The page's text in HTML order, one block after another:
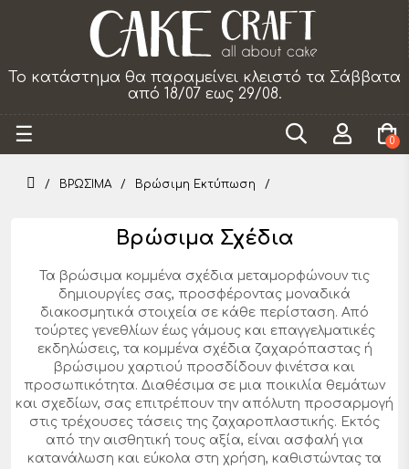
Το κατάστημα θα παραμείνει κλειστό τα Σάββατα
από 18/07 εως 29/08.
Toggle
navigation
☰ 0
ΒΡΩΣΙΜΑ Βρώσιμη Εκτύπωση
Βρώσιμα Σχέδια
Τα βρώσιμα κομμένα σχέδια μεταμορφώνουν τις
δημιουργίες σας, προσφέροντας μοναδικά
διακοσμητικά στοιχεία σε κάθε περίσταση. Από
τούρτες γενεθλίων έως γάμους και επαγγελματικές
εκδηλώσεις, τα κομμένα σχέδια ζαχαρόπαστας ή
βρώσιμου χαρτιού προσδίδουν φινέτσα και
προσωπικότητα. Διαθέσιμα σε μια ποικιλία θεμάτων
και σχεδίων, σας επιτρέπουν την απόλυτη προσαρμογή
στις τρέχουσες τάσεις της ζαχαροπλαστικής. Εκτός
από την αισθητική τους αξία, είναι ασφαλή για
κατανάλωση και εύκολα στη χρήση, καθιστώντας τα